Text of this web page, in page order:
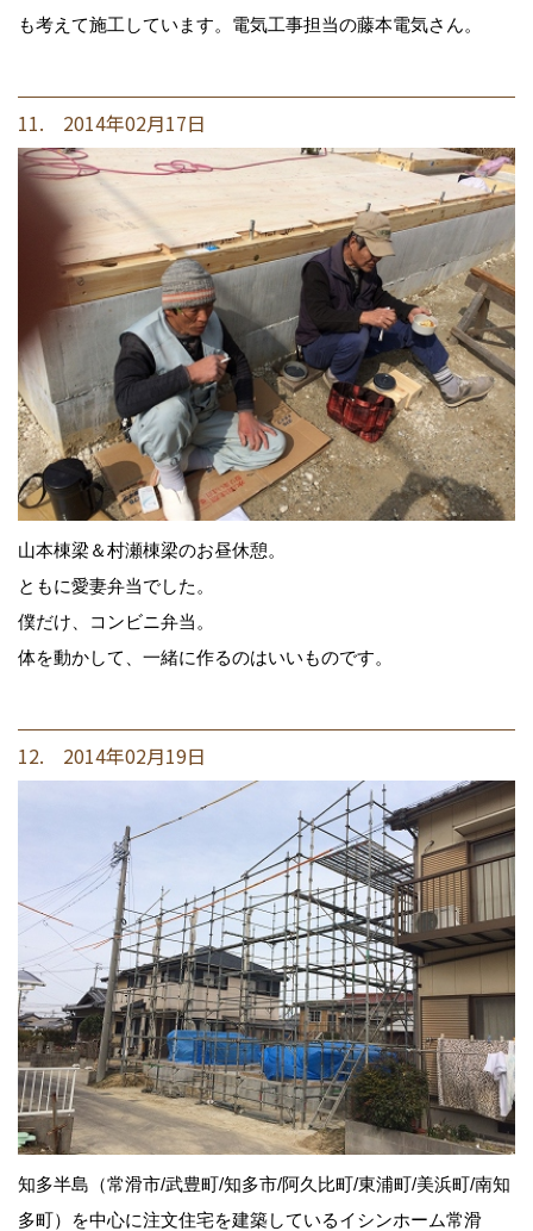
も考えて施工しています。電気工事担当の藤本電気さん。
11. 2014年02月17日
山本棟梁＆村瀬棟梁のお昼休憩。
ともに愛妻弁当でした。
僕だけ、コンビニ弁当。
体を動かして、一緒に作るのはいいものです。
12. 2014年02月19日
知多半島（常滑市/武豊町/知多市/阿久比町/東浦町/美浜町/南知
多町）を中心に注文住宅を建築しているイシンホーム常滑